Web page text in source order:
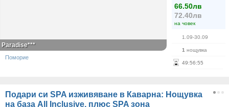
66.50лв
72.40лв
на човек
1.09-30.09
1 нощувка
49:56:55
Paradise***
Поморие
Подари си SPA изживяване в Каварна: Нощувка
на база All Inclusive, плюс SPA зона